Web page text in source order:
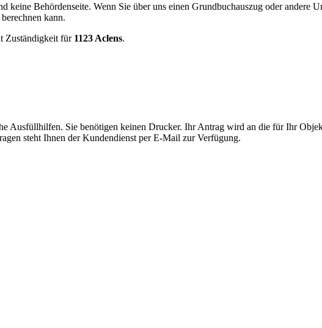
Behördenseite. Wenn Sie über uns einen Grundbuchauszug oder andere
kann.
Zuständigkeit für 1123 Aclens.
Ausfüllhilfen. Sie benötigen keinen Drucker. Ihr Antrag wird an die für Ihr
steht Ihnen der Kundendienst per E-Mail zur Verfügung.